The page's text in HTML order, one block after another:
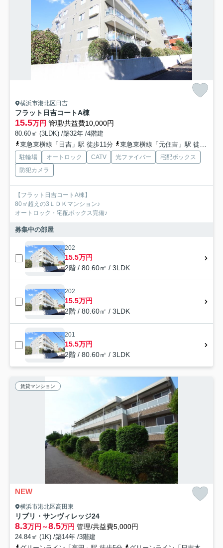
横浜市港北区日吉
フラット日吉コートA棟
15.5万円 管理/共益費10,000円
80.60㎡ (3LDK) /築32年 /4階建
東急東横線「日吉」駅 徒歩11分
東急東横線「元住吉」駅 徒歩17分
駐輪場 オートロック CATV 光ファイバー
宅配ボックス
防犯カメラ
【フラット日吉コートA棟】
80㎡超えの3ＬＤＫマンション♪
オートロック・宅配ボックス完備♪
募集中の部屋
202
15.5万円
2階 / 80.60㎡ / 3LDK
202
15.5万円
2階 / 80.60㎡ / 3LDK
201
15.5万円
2階 / 80.60㎡ / 3LDK
賃貸マンション
NEW
横浜市港北区高田東
リブリ・サンヴィレッジ24
8.3万円～8.5万円 管理/共益費5,000円
24.84㎡ (1K) /築14年 /3階建